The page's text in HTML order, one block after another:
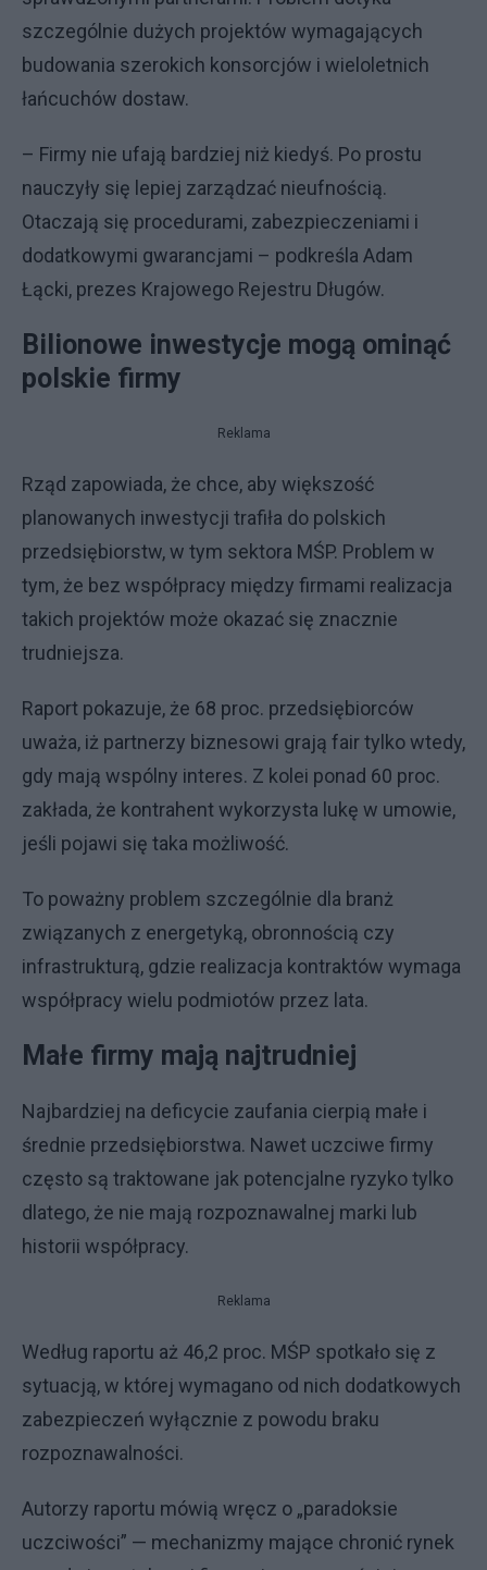
szczególnie dużych projektów wymagających
budowania szerokich konsorcjów i wieloletnich
łańcuchów dostaw.
– Firmy nie ufają bardziej niż kiedyś. Po prostu
nauczyły się lepiej zarządzać nieufnością.
Otaczają się procedurami, zabezpieczeniami i
dodatkowymi gwarancjami – podkreśla Adam
Łącki, prezes Krajowego Rejestru Długów.
Bilionowe inwestycje mogą ominąć
polskie firmy
Reklama
Rząd zapowiada, że chce, aby większość
planowanych inwestycji trafiła do polskich
przedsiębiorstw, w tym sektora MŚP. Problem w
tym, że bez współpracy między firmami realizacja
takich projektów może okazać się znacznie
trudniejsza.
Raport pokazuje, że 68 proc. przedsiębiorców
uważa, iż partnerzy biznesowi grają fair tylko wtedy,
gdy mają wspólny interes. Z kolei ponad 60 proc.
zakłada, że kontrahent wykorzysta lukę w umowie,
jeśli pojawi się taka możliwość.
To poważny problem szczególnie dla branż
związanych z energetyką, obronnością czy
infrastrukturą, gdzie realizacja kontraktów wymaga
współpracy wielu podmiotów przez lata.
Małe firmy mają najtrudniej
Najbardziej na deficycie zaufania cierpią małe i
średnie przedsiębiorstwa. Nawet uczciwe firmy
często są traktowane jak potencjalne ryzyko tylko
dlatego, że nie mają rozpoznawalnej marki lub
historii współpracy.
Reklama
Według raportu aż 46,2 proc. MŚP spotkało się z
sytuacją, w której wymagano od nich dodatkowych
zabezpieczeń wyłącznie z powodu braku
rozpoznawalności.
Autorzy raportu mówią wręcz o „paradoksie
uczciwości” — mechanizmy mające chronić rynek